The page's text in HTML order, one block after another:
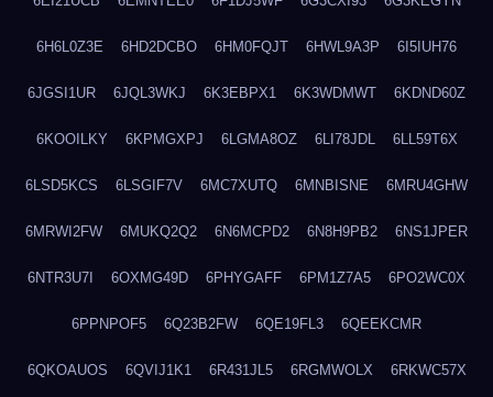
6H6L0Z3E 6HD2DCBO 6HM0FQJT 6HWL9A3P 6I5IUH76
6JGSI1UR 6JQL3WKJ 6K3EBPX1 6K3WDMWT 6KDND60Z
6KOOILKY 6KPMGXPJ 6LGMA8OZ 6LI78JDL 6LL59T6X
6LSD5KCS 6LSGIF7V 6MC7XUTQ 6MNBISNE 6MRU4GHW
6MRWI2FW 6MUKQ2Q2 6N6MCPD2 6N8H9PB2 6NS1JPER
6NTR3U7I 6OXMG49D 6PHYGAFF 6PM1Z7A5 6PO2WC0X
6PPNPOF5 6Q23B2FW 6QE19FL3 6QEEKCMR
6QKOAUOS 6QVIJ1K1 6R431JL5 6RGMWOLX 6RKWC57X